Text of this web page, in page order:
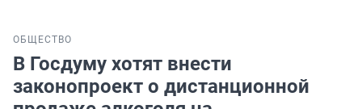
ОБЩЕСТВО
В Госдуму хотят внести
законопроект о дистанционной